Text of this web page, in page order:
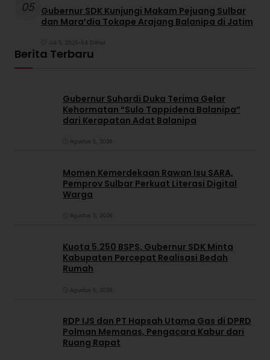
05 Gubernur SDK Kunjungi Makam Pejuang Sulbar
dan Mara’dia Tokape Arajang Balanipa di Jatim
Juli 5, 2025 94 Dilihat
Berita Terbaru
Gubernur Suhardi Duka Terima Gelar
Kehormatan “Sulo Tappidena Balanipa”
dari Kerapatan Adat Balanipa
Agustus 5, 2026
Momen Kemerdekaan Rawan Isu SARA,
Pemprov Sulbar Perkuat Literasi Digital
Warga
Agustus 5, 2026
Kuota 5.250 BSPS, Gubernur SDK Minta
Kabupaten Percepat Realisasi Bedah
Rumah
Agustus 5, 2026
RDP IJS dan PT Hapsah Utama Gas di DPRD
Polman Memanas, Pengacara Kabur dari
Ruang Rapat